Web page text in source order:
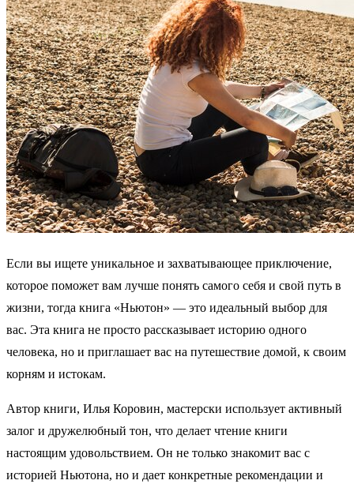
Если вы ищете уникальное и захватывающее приключение,
которое поможет вам лучше понять самого себя и свой путь в
жизни, тогда книга «Ньютон» — это идеальный выбор для
вас. Эта книга не просто рассказывает историю одного
человека, но и приглашает вас на путешествие домой, к своим
корням и истокам.
Автор книги, Илья Коровин, мастерски использует активный
залог и дружелюбный тон, что делает чтение книги
настоящим удовольствием. Он не только знакомит вас с
историей Ньютона, но и дает конкретные рекомендации и